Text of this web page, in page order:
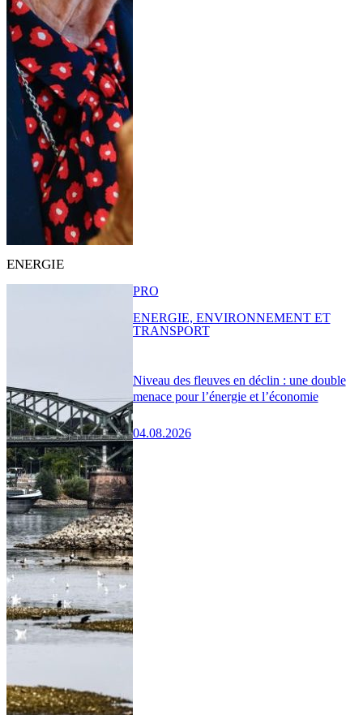
ENERGIE
Niveau des fleuves en déclin : une double
menace pour l’énergie et l’économie
04.08.2026
PRO
ENERGIE, ENVIRONNEMENT ET
TRANSPORT